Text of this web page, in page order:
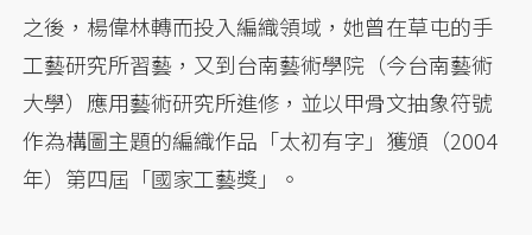
之後，楊偉林轉而投入編織領域，她曾在草屯的手
工藝研究所習藝，又到台南藝術學院（今台南藝術
大學）應用藝術研究所進修，並以甲骨文抽象符號
作為構圖主題的編織作品「太初有字」獲頒（2004
年）第四屆「國家工藝獎」。